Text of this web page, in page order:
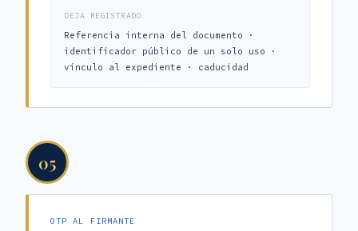
DEJA REGISTRADO
Referencia interna del documento ·
identificador público de un solo uso ·
vínculo al expediente · caducidad
05
OTP AL FIRMANTE